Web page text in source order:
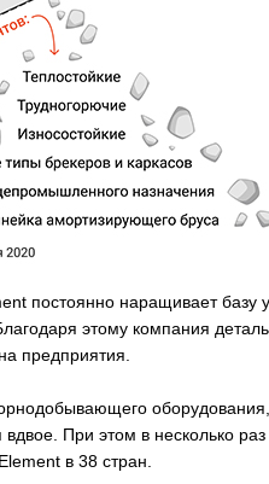
постоянно наращивает базу
этому компания
предприятия.
При этом в несколько
в 38 стран.